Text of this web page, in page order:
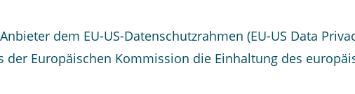
dem EU-US-Datenschutzrahmen (EU-US Data
der Europäischen Kommission die Einhaltung des